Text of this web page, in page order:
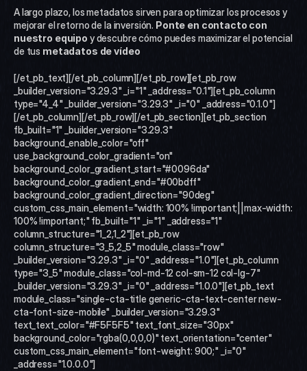
A largo plazo, los metadatos sirven para optimizar los procesos y
mejorar el retorno de la inversión. Ponte en contacto con
nuestro equipo y descubre cómo puedes maximizar el potencial
de tus metadatos de vídeo
[/et_pb_text][/et_pb_column][/et_pb_row][et_pb_row
_builder_version="3.29.3" _i="1" _address="0.1"][et_pb_column
type="4_4" _builder_version="3.29.3" _i="0" _address="0.1.0"]
[/et_pb_column][/et_pb_row][/et_pb_section][et_pb_section
fb_built="1" _builder_version="3.29.3"
background_enable_color="off"
use_background_color_gradient="on"
background_color_gradient_start="#0096da"
background_color_gradient_end="#00bdff"
background_color_gradient_direction="90deg"
custom_css_main_element="width: 100% !important;||max-width:
100% !important;" fb_built="1" _i="1" _address="1"
column_structure="1_2,1_2"][et_pb_row
column_structure="3_5,2_5" module_class="row"
_builder_version="3.29.3" _i="0" _address="1.0"][et_pb_column
type="3_5" module_class="col-md-12 col-sm-12 col-lg-7"
_builder_version="3.29.3" _i="0" _address="1.0.0"][et_pb_text
module_class="single-cta-title generic-cta-text-center new-
cta-font-size-mobile" _builder_version="3.29.3"
text_text_color="#F5F5F5" text_font_size="30px"
background_color="rgba(0,0,0,0)" text_orientation="center"
custom_css_main_element="font-weight: 900;" _i="0"
_address="1.0.0.0"]